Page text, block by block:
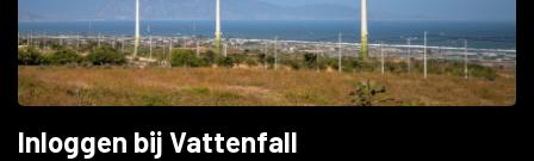
Inloggen bij Vattenfall